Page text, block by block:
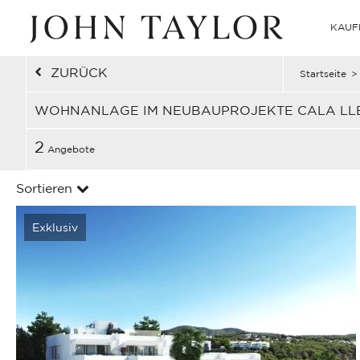
ZURÜCK Startseite >
WOHNANLAGE IM NEUBAUPROJEKTE CALA
2 Angebote
Sortieren
Exklusiv